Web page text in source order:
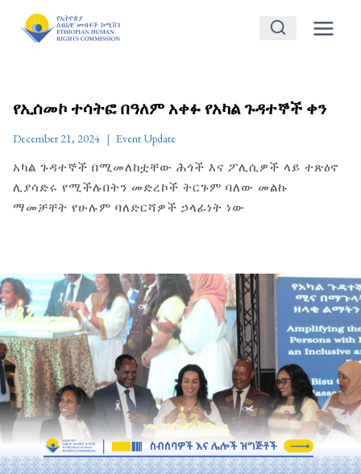
የኢሰመኮ ተሳትፎ በዓለም አቀፉ የአካል ጉዳተኞች ቀን
December 21, 2024 Event Update
አካል ጉዳተኞች በሚመለከቷቸው ሕጎች እና ፖሊሲዎች ላይ ተጽዕኖ
ሊያሳድሩ የሚችሉበትን መድረኮች ትርጉም ባለው መልኩ
ማመቻቸት የሁሉም ባለድርሻዎች ኃላፊነት ነው